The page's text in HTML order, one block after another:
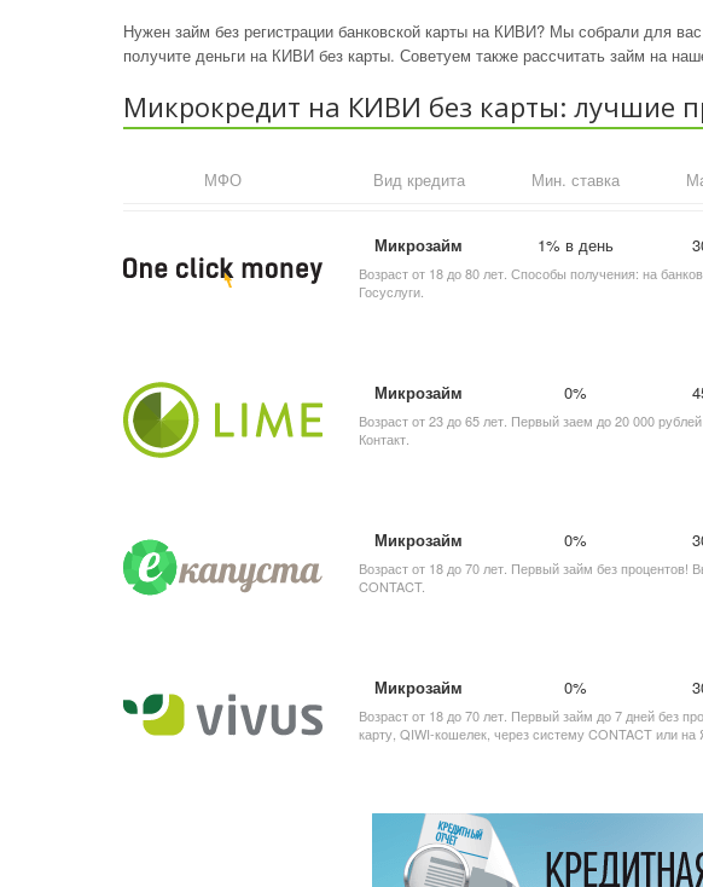
Нужен займ без регистрации банковской карты на КИВИ? Мы собрали для вас
получите деньги на КИВИ без карты. Советуем также рассчитать займ на
Микрокредит на КИВИ без карты: лучшие
МФО Вид кредита Мин. ставка
Микрозайм 1% в день
Возраст от 18 до 80 лет. Способы получения: на
Госуслуги.
Микрозайм 0%
Возраст от 23 до 65 лет. Первый заем до 20 000
Контакт.
Микрозайм 0%
Возраст от 18 до 70 лет. Первый займ без процентов!
CONTACT.
Микрозайм 0%
Возраст от 18 до 70 лет. Первый займ до 7 дней без
карту, QIWI-кошелек, через систему CONTACT или на